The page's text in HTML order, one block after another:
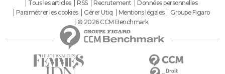
Tous les articles
RSS Recrutement
Données personnelles
Paramétrer les cookies
Gérer Utiq Mentions légales
Groupe Figaro
© 2026 CCM Benchmark